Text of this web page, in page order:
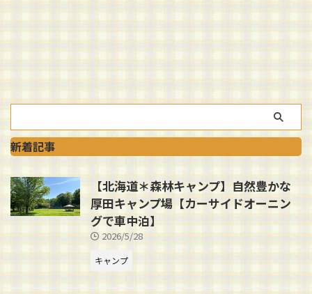
新着記事
【北海道＊森林キャンプ】自然豊かな
厚田キャンプ場【カーサイドオーニン
グで車中泊】
2026/5/28
キャンプ